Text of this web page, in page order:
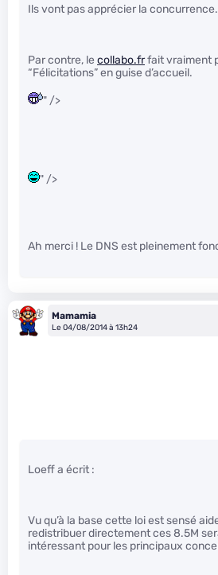
Ils vont pas apprécier la concurrence.
Par contre, le collabo.frfait vraiment
“Félicitations” en guise d’accueil.
" />
" />
Ah merci ! Le DNS est pleinement
Mamamia
Le 04/08/2014 à 13h24
Loeff a écrit :
Vu qu’à la base cette loi est sensé
redistribuer directement ces 8.5M
intéressant pour les principaux